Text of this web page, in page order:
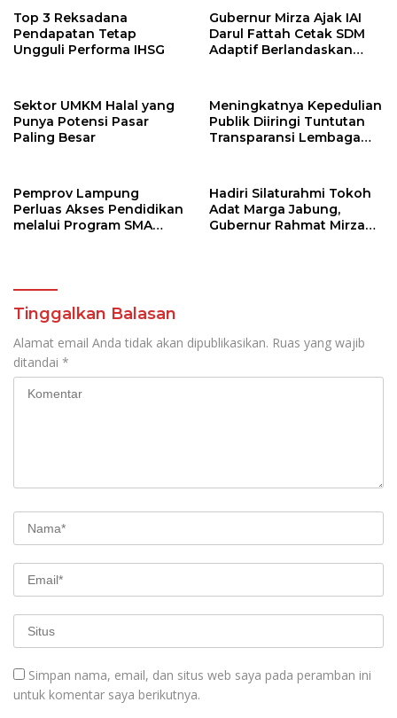
Top 3 Reksadana
Pendapatan Tetap
Ungguli Performa IHSG
Gubernur Mirza Ajak IAI
Darul Fattah Cetak SDM
Adaptif Berlandaskan
Sektor UMKM Halal yang
Punya Potensi Pasar
Paling Besar
Meningkatnya Kepedulian
Publik Diiringi Tuntutan
Transparansi Lembaga
Pemprov Lampung
Perluas Akses Pendidikan
melalui Program SMA
Hadiri Silaturahmi Tokoh
Adat Marga Jabung,
Gubernur Rahmat Mirzani
Tinggalkan Balasan
Alamat email Anda tidak akan dipublikasikan. Ruas yang wajib
ditandai *
Simpan nama, email, dan situs web saya pada peramban ini
untuk komentar saya berikutnya.